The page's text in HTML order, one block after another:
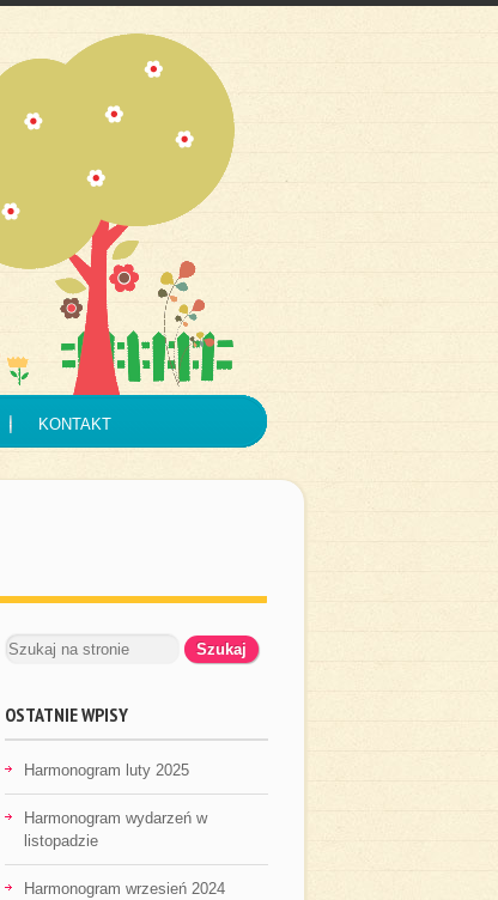
KONTAKT
OSTATNIE WPISY
Harmonogram luty 2025
Harmonogram wydarzeń w
listopadzie
Harmonogram wrzesień 2024